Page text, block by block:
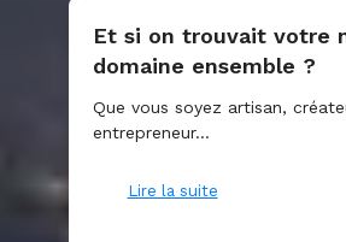
Et si on trouvait votre
domaine ensemble ?
Que vous soyez artisan,
entrepreneur...
Lire la suite
RECHERCHE
HISTORIQUE DE